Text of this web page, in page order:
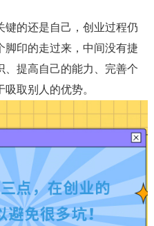
键的还是自己，创业过程仍
脚印的走过来，中间没有捷
、提高自己的能力、完善个
取别人的优势。